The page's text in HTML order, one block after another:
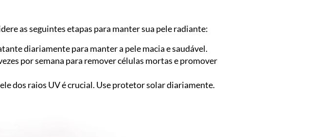
as seguintes etapas para manter sua pele radiante:
diariamente para manter a pele macia e saudável.
por semana para remover células mortas e promover
dos raios UV é crucial. Use protetor solar diariamente.